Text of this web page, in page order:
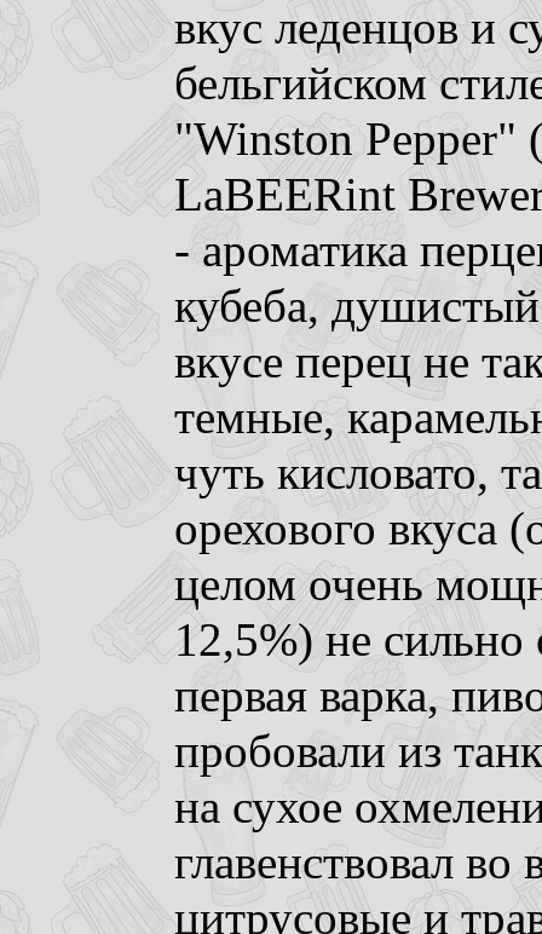
вкус леденцов и
бельгийском
"Winston Pepper"
LaBEERint
- ароматика
кубеба,
вкусе перец не
темные,
чуть кисловато,
орехового вкуса
целом очень
12,5%) не
первая варка,
пробовали из
на сухое
главенствовал во
цитрусовые и